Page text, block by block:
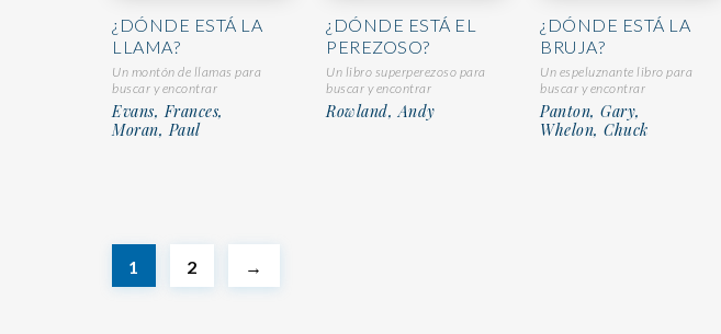
¿DÓNDE ESTÁ LA
LLAMA?
Un montón de llamas para
buscar y encontrar
Evans, Frances,
Moran, Paul
¿DÓNDE ESTÁ EL
PEREZOSO?
Un libro superperezoso para
buscar y encontrar
Rowland, Andy
¿DÓNDE ESTÁ LA
BRUJA?
Un espeluznante libro para
buscar y encontrar
Panton, Gary,
Whelon, Chuck
1 2 →